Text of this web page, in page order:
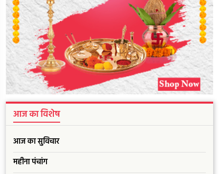
आज का विशेष
आज का सुविचार
महीना पंचांग